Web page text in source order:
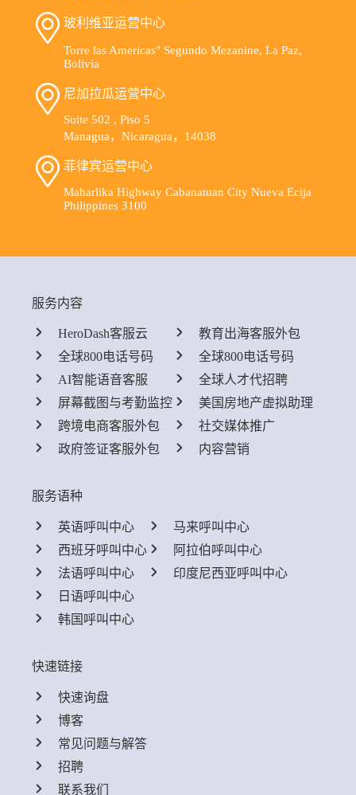
玻利维亚运营中心
Torre las Americas" Segundo Mezanine, La Paz,
Bolivia
尼加拉瓜运营中心
Suite 502 , Piso 5
Managua，Nicaragua，14038
菲律宾运营中心
Maharlika Highway Cabanatuan City Nueva Ecija
Philippines 3100
服务内容
HeroDash客服云
全球800电话号码
AI智能语音客服
屏幕截图与考勤监控
跨境电商客服外包
政府签证客服外包
教育出海客服外包
全球800电话号码
全球人才代招聘
美国房地产虚拟助理
社交媒体推广
内容营销
服务语种
英语呼叫中心
西班牙呼叫中心
法语呼叫中心
日语呼叫中心
韩国呼叫中心
马来呼叫中心
阿拉伯呼叫中心
印度尼西亚呼叫中心
快速链接
快速询盘
博客
常见问题与解答
招聘
联系我们